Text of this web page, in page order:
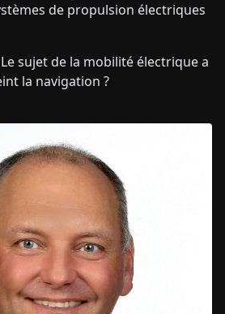
de propulsion électriques
Le sujet de la mobilité électrique a
la navigation ?